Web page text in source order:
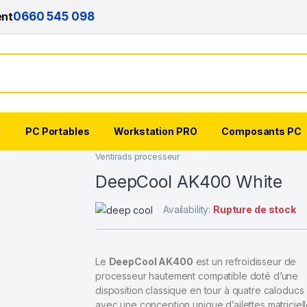
0660 545 098
PC Portables Workstation PRO Composants PC
Ventirads processeur
DeepCool AK400 White
Availability: Rupture de stock
Le DeepCool AK400 est un refroidisseur de
processeur hautement compatible doté d’une
disposition classique en tour à quatre caloducs
avec une conception unique d’ailettes